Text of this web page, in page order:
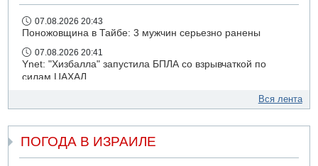
07.08.2026 20:43
Поножовщина в Тайбе: 3 мужчин серьезно ранены
07.08.2026 20:41
Ynet: "Хизбалла" запустила БПЛА со взрывчаткой по
силам ЦАХАЛ
ДТП в Ашдоде: тяжело ранены двое маленьких детей
07.08.2026 19:14
Скончался водитель, врезавшийся в стену в
Иерусалиме
Вся лента
ПОГОДА В ИЗРАИЛЕ